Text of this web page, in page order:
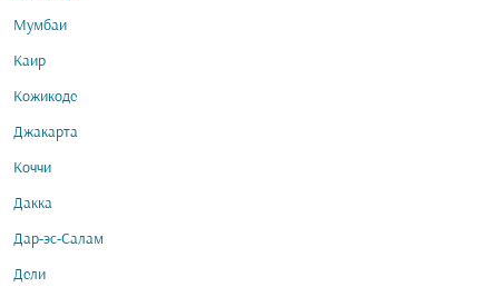
Мумбаи
Каир
Кожикоде
Джакарта
Коччи
Дакка
Дар-эс-Салам
Дели